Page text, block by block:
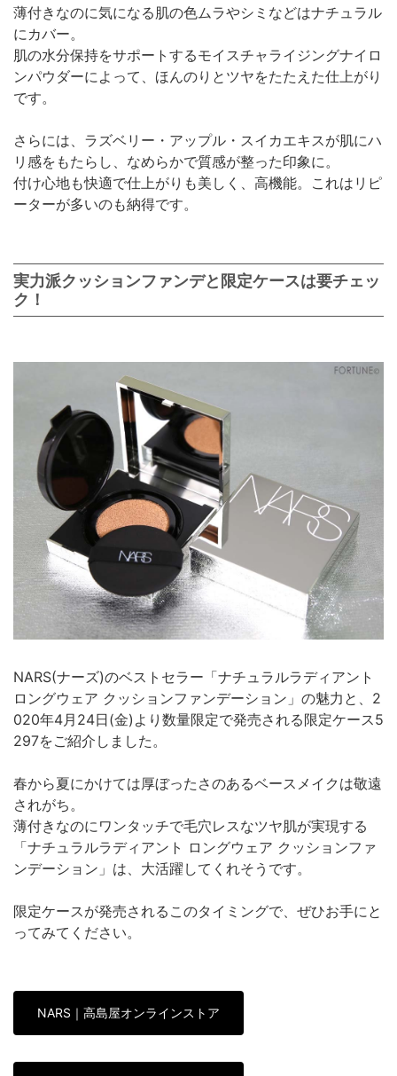
薄付きなのに気になる肌の色ムラやシミなどはナチュラル
にカバー。
肌の⽔分保持をサポートするモイスチャライジングナイロ
ンパウダーによって、ほんのりとツヤをたたえた仕上がり
です。
さらには、ラズベリー・アップル・スイカエキスが肌にハ
リ感をもたらし、なめらかで質感が整った印象に。
付け心地も快適で仕上がりも美しく、高機能。これはリピ
ーターが多いのも納得です。
実力派クッションファンデと限定ケースは要チェッ
ク！
NARS(ナーズ)のベストセラー「ナチュラルラディアント
ロングウェア クッションファンデーション」の魅力と、2
020年4月24日(金)より数量限定で発売される限定ケース5
297をご紹介しました。
春から夏にかけては厚ぼったさのあるベースメイクは敬遠
されがち。
薄付きなのにワンタッチで毛穴レスなツヤ肌が実現する
「ナチュラルラディアント ロングウェア クッションファ
ンデーション」は、大活躍してくれそうです。
限定ケースが発売されるこのタイミングで、ぜひお手にと
ってみてください。
NARS｜高島屋オンラインストア